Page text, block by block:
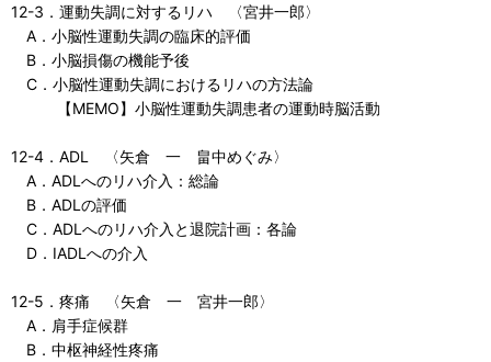
12-3．運動失調に対するリハ 〈宮井一郎〉
A．小脳性運動失調の臨床的評価
B．小脳損傷の機能予後
C．小脳性運動失調におけるリハの方法論
【MEMO】小脳性運動失調患者の運動時脳活動
12-4．ADL 〈矢倉 一 畠中めぐみ〉
A．ADLへのリハ介入：総論
B．ADLの評価
C．ADLへのリハ介入と退院計画：各論
D．IADLへの介入
12-5．疼痛 〈矢倉 一 宮井一郎〉
A．肩手症候群
B．中枢神経性疼痛